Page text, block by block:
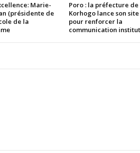
Marie-
(présidente de
de la
Poro : la préfecture de
Korhogo lance son
pour renforcer la
communication